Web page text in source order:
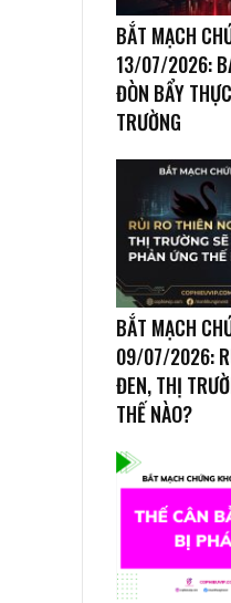
BẮT MẠCH
13/07/2026:
ĐÒN BẨY
TRƯỜNG
BẮT MẠCH
09/07/2026:
ĐEN, THỊ
THẾ NÀO?